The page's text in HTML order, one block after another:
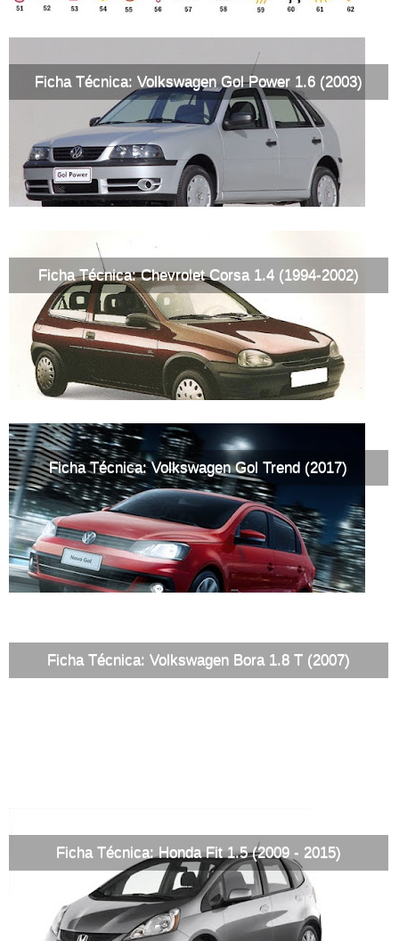
Ficha Técnica: Volkswagen Gol Power 1.6 (2003)
Ficha Técnica: Chevrolet Corsa 1.4 (1994-2002)
Ficha Técnica: Volkswagen Gol Trend (2017)
Ficha Técnica: Volkswagen Bora 1.8 T (2007)
Ficha Técnica: Honda Fit 1.5 (2009 - 2015)